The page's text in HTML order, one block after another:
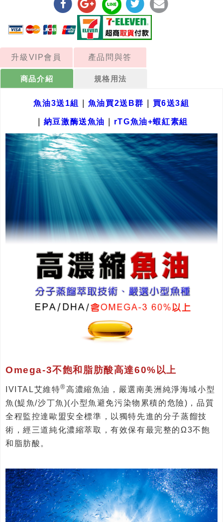
升級VIP會員 產品問與答
商品介紹 規格用法
魚油3送1組 魚油買2送B群 買6送3組
納豆激酶送魚油 rTG魚油+蝦紅素組
Omega-3不飽和脂肪酸高達60%以上
IVITAL艾維特®高濃縮魚油，嚴選南美洲純淨海域小型
魚(鯷魚/沙丁魚)(小型魚避免污染物累積的危險)，品質
全程監控達歐盟安全標準，以獨特先進的分子蒸餾技
術，經三道純化濃縮萃取，有效保有最完整的Ω3不飽
和脂肪酸。